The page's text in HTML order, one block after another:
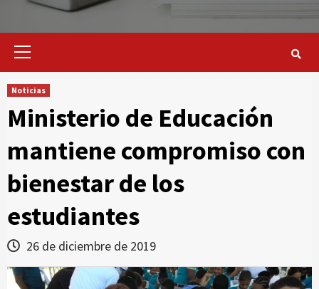
Primary
Noticias
Ministerio de Educación
mantiene compromiso con
bienestar de los
estudiantes
26 de diciembre de 2019